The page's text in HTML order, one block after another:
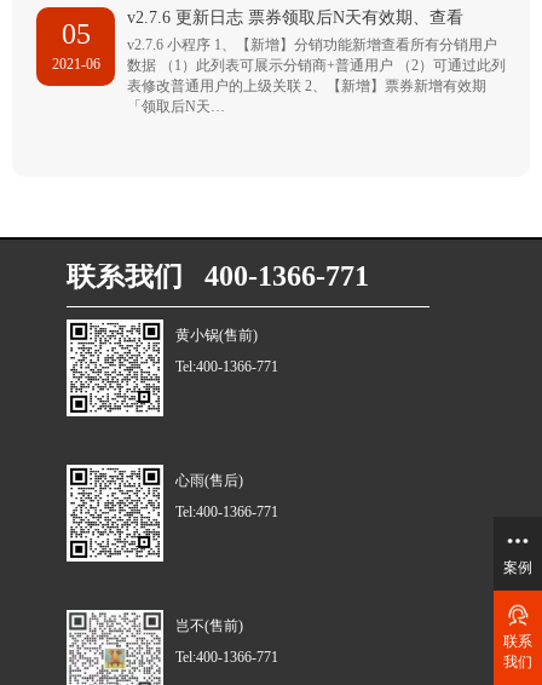
05
2021-06
v2.7.6 更新日志 票券领取后N天有效期、查看
v2.7.6 小程序 1、【新增】分销功能新增查看所有分销用户
数据 （1）此列表可展示分销商+普通用户 （2）可通过此列
表修改普通用户的上级关联 2、【新增】票券新增有效期
「领取后N天…
联系我们 400-1366-771
黄小锅(售前)
Tel:400-1366-771
心雨(售后)
Tel:400-1366-771
岂不(售前)
Tel:400-1366-771
案例
联系
我们